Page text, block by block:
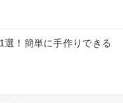
選！簡単に手作りできる